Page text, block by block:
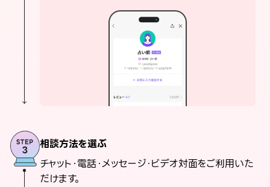
相談方法を選ぶ
チャット・電話・メッセージ・ビデオ対面をご利用いた
だけます。